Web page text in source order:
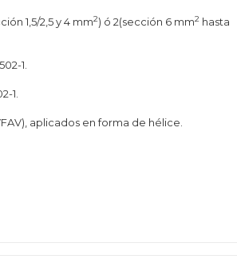
1,5/2,5 y 4 mm2) ó 2(sección 6 mm2hasta
1.
1.
aplicados en forma de hélice.